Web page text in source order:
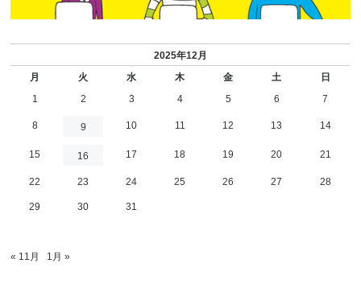
2025年12月
月
火 水 木 金 土
日
1
2 3 4 5 6 7
8 9 10 11 12 13 14
15 16 17 18 19 20 21
22 23 24 25 26 27 28
29 30 31
« 11月 1月 »